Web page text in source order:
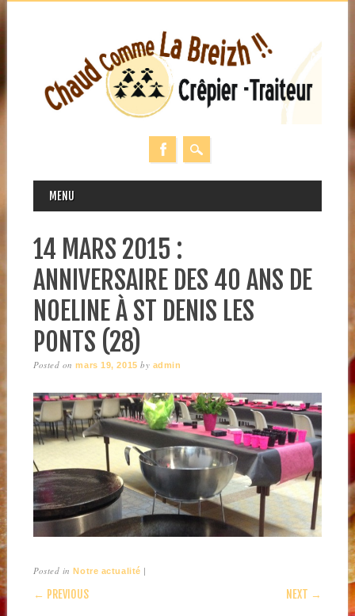
MAIN MENU
MENU
14 MARS 2015 :
ANNIVERSAIRE DES 40 ANS DE
NOELINE À ST DENIS LES
PONTS (28)
Posted onmars 19, 2015 by admin
Posted inNotre actualité |
POST NAVIGATION
← PREVIOUS NEXT →